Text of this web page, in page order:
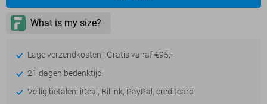
Lage verzendkosten | Gratis vanaf €95,-
21 dagen bedenktijd
Veilig betalen: iDeal, Billink, PayPal, creditcard